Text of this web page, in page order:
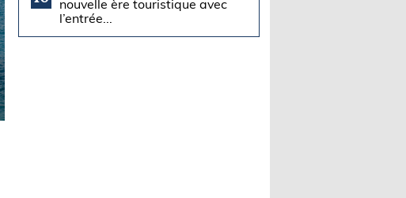
nouvelle ère touristique avec
l’entrée...